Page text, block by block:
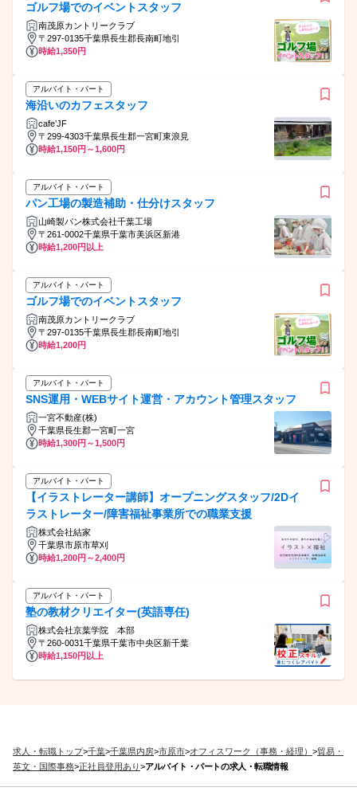
ゴルフ場でのイベントスタッフ
南茂原カントリークラブ
〒297-0135千葉県長生郡長南町地引
時給1,350円
アルバイト・パート
海沿いのカフェスタッフ
cafe’JF
〒299-4303千葉県長生郡一宮町東浪見
時給1,150円～1,600円
アルバイト・パート
パン工場の製造補助・仕分けスタッフ
山崎製パン株式会社千葉工場
〒261-0002千葉県千葉市美浜区新港
時給1,200円以上
アルバイト・パート
ゴルフ場でのイベントスタッフ
南茂原カントリークラブ
〒297-0135千葉県長生郡長南町地引
時給1,200円
アルバイト・パート
SNS運用・WEBサイト運営・アカウント管理スタッフ
一宮不動産(株)
千葉県長生郡一宮町一宮
時給1,300円～1,500円
アルバイト・パート
【イラストレーター講師】オープニングスタッフ/2Dイ
ラストレーター/障害福祉事業所での職業支援
株式会社結家
千葉県市原市草刈
時給1,200円～2,400円
アルバイト・パート
塾の教材クリエイター(英語専任)
株式会社京葉学院 本部
〒260-0031千葉県千葉市中央区新千葉
時給1,150円以上
求人・転職トップ>千葉>千葉県内房>市原市>オフィスワーク（事務・経理） >貿易・
英文・国際事務>正社員登用あり>アルバイト・パートの求人・転職情報